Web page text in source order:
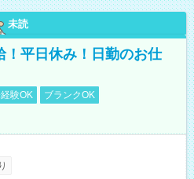
未読
平日休み！日勤のお仕
験OK
ブランクOK